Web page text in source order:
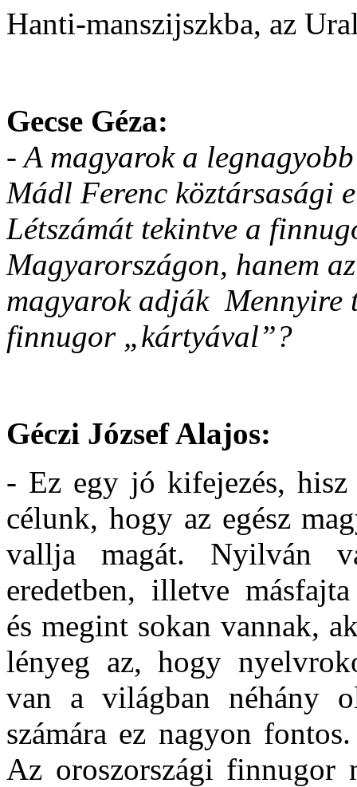
Hanti-manszijszkba, az
Gecse Géza:
- A magyarok a
Mádl Ferenc köztársasági
Létszámát tekintve a
Magyarországon, hanem
magyarok adják Mennyire
finnugor „kártyával”?
Géczi József Alajos:
- Ez egy jó kifejezés,
célunk, hogy az egész
vallja magát. Nyilván
eredetben, illetve
és megint sokan vannak,
lényeg az, hogy
van a világban néhány
számára ez nagyon
Az oroszországi finnugor